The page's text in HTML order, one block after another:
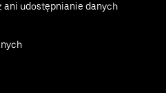
ani udostępnianie danych